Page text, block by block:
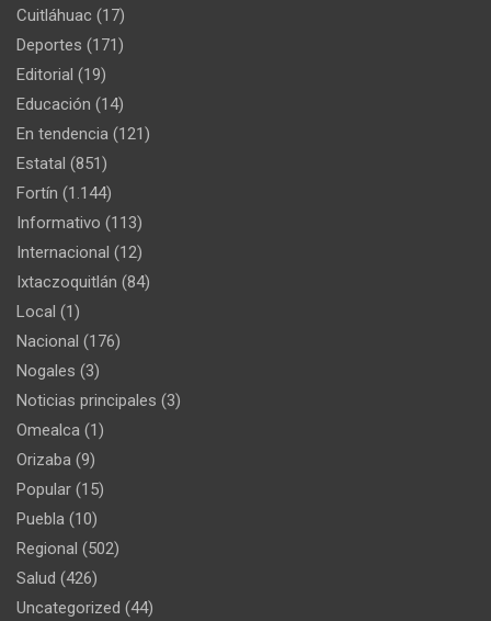
Cuitláhuac (17)
Deportes (171)
Editorial (19)
Educación (14)
En tendencia (121)
Estatal (851)
Fortín (1.144)
Informativo (113)
Internacional (12)
Ixtaczoquitlán (84)
Local (1)
Nacional (176)
Nogales (3)
Noticias principales (3)
Omealca (1)
Orizaba (9)
Popular (15)
Puebla (10)
Regional (502)
Salud (426)
Uncategorized (44)